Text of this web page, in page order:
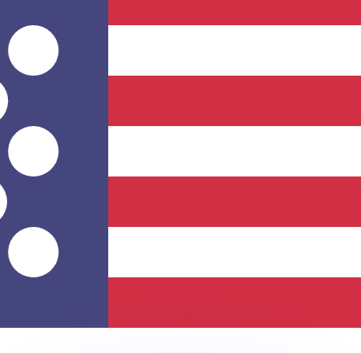
taxas concorrentes.
Isso é apenas para fins informativos. Você não pagará